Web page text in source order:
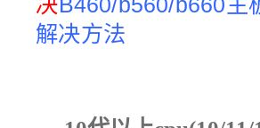
解决方法